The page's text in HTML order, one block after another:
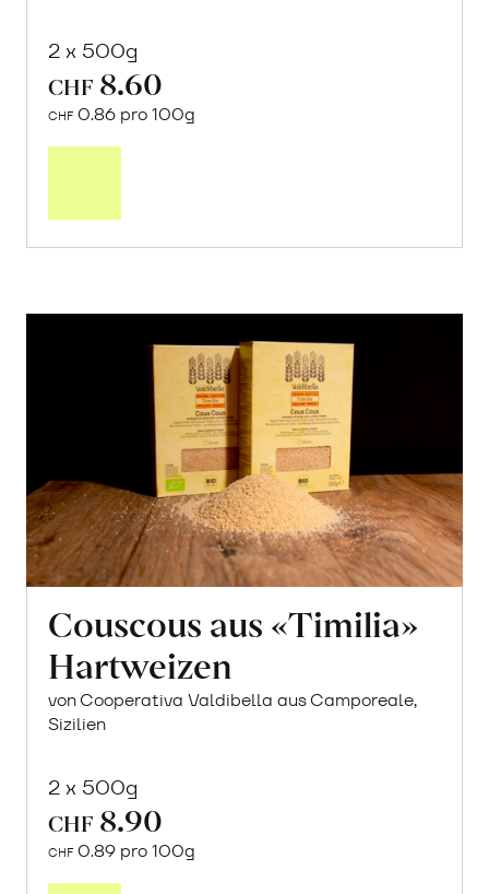
2 x 500g
CHF 8.60
CHF 0.86 pro 100g
Couscous aus «Timilia»
Hartweizen
von Cooperativa Valdibella aus Camporeale,
Sizilien
2 x 500g
CHF 8.90
CHF 0.89 pro 100g